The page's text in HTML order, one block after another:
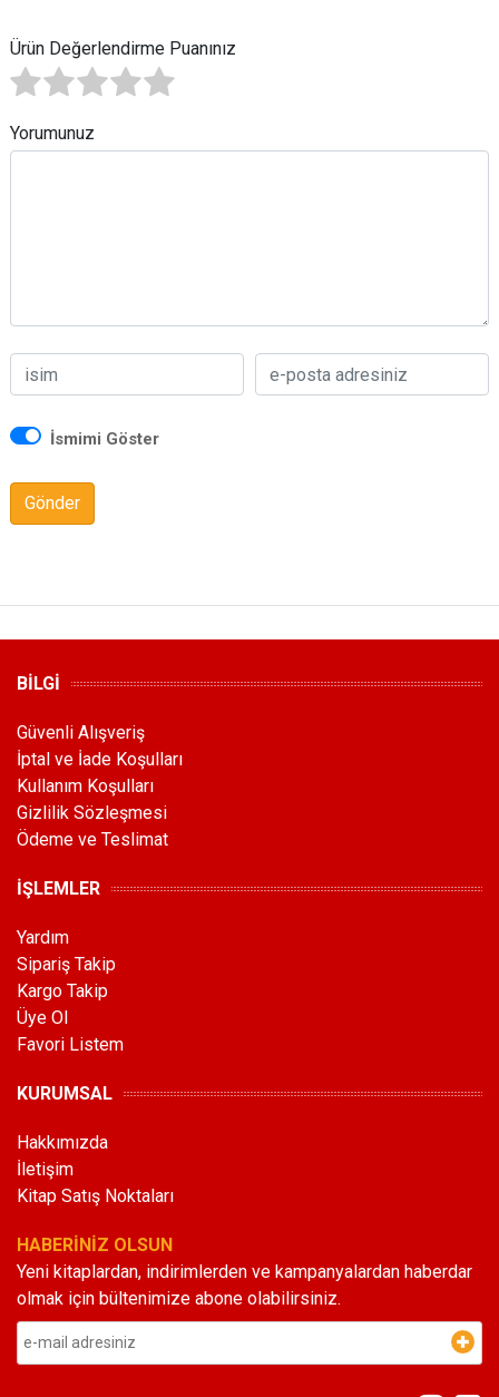
Ürün Değerlendirme Puanınız
Yorumunuz
İsmimi Göster
Gönder
BİLGİ
Güvenli Alışveriş
İptal ve İade Koşulları
Kullanım Koşulları
Gizlilik Sözleşmesi
Ödeme ve Teslimat
İŞLEMLER
Yardım
Sipariş Takip
Kargo Takip
Üye Ol
Favori Listem
KURUMSAL
Hakkımızda
İletişim
Kitap Satış Noktaları
HABERİNİZ OLSUN
Yeni kitaplardan, indirimlerden ve kampanyalardan haberdar
olmak için bültenimize abone olabilirsiniz.